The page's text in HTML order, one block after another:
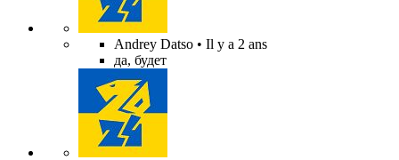
Andrey Datso • Il y a 2 ans
да, будет